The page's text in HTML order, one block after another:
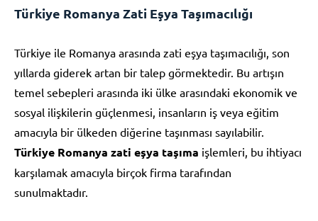
Türkiye Romanya Zati Eşya Taşımacılığı
Türkiye ile Romanya arasında zati eşya taşımacılığı, son
yıllarda giderek artan bir talep görmektedir. Bu artışın
temel sebepleri arasında iki ülke arasındaki ekonomik ve
sosyal ilişkilerin güçlenmesi, insanların iş veya eğitim
amacıyla bir ülkeden diğerine taşınması sayılabilir.
Türkiye Romanya zati eşya taşıma işlemleri, bu ihtiyacı
karşılamak amacıyla birçok firma tarafından
sunulmaktadır.